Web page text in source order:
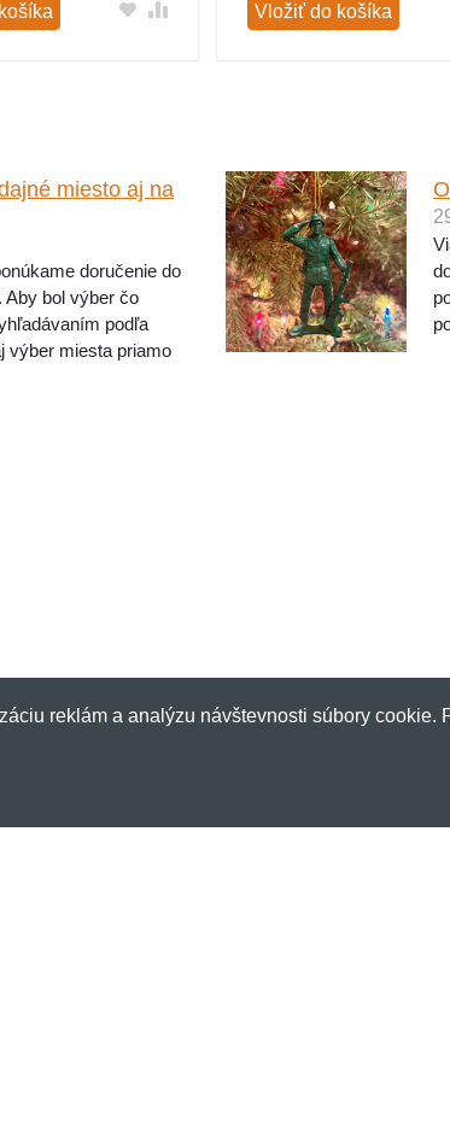
Vložiť do košíka
miesto aj na
doručenie do
bol výber čo
podľa
výber miesta priamo
reklám a analýzu návštevnosti súbory cookie.